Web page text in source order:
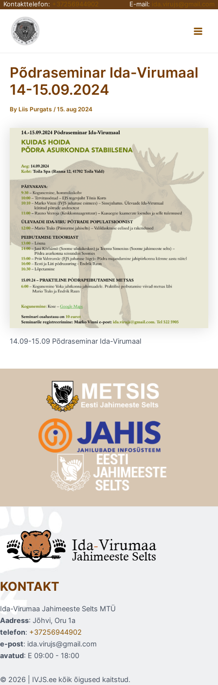
Skip
content
Kontakttelefon: +37256944902 E-mail: ida.virujs@gmail.com
Põdraseminar Ida-Virumaal
14-15.09.2024
By Liis Purgats /15. aug 2024
14.09-15.09 Põdraseminar Ida-Virumaal
KONTAKT
Ida-Virumaa Jahimeeste Selts MTÜ
Aadress: Jõhvi, Oru 1a
telefon: +37256944902
e-post: ida.virujs@gmail.com
avatud: E 09:00 - 18:00
© 2026 | IVJS.ee kõik õigused kaitstud.